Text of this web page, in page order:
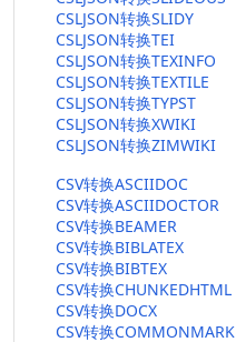
CSLJSON转换SLIDY
CSLJSON转换TEI
CSLJSON转换TEXINFO
CSLJSON转换TEXTILE
CSLJSON转换TYPST
CSLJSON转换XWIKI
CSLJSON转换ZIMWIKI
CSV转换ASCIIDOC
CSV转换ASCIIDOCTOR
CSV转换BEAMER
CSV转换BIBLATEX
CSV转换BIBTEX
CSV转换CHUNKEDHTML
CSV转换DOCX
CSV转换COMMONMARK